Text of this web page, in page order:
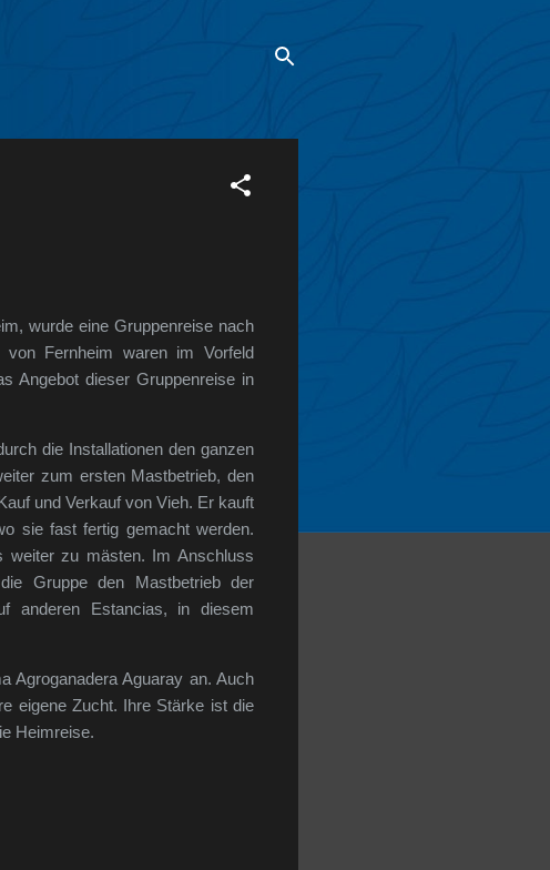
wurde eine Gruppenreise nach
Fernheim waren im Vorfeld
Angebot dieser Gruppenreise in
die Installationen den ganzen
zum ersten Mastbetrieb, den
und Verkauf von Vieh. Er kauft
sie fast fertig gemacht werden.
weiter zu mästen. Im Anschluss
Gruppe den Mastbetrieb der
anderen Estancias, in diesem
Agroganadera Aguaray an. Auch
eigene Zucht. Ihre Stärke ist die
Heimreise.